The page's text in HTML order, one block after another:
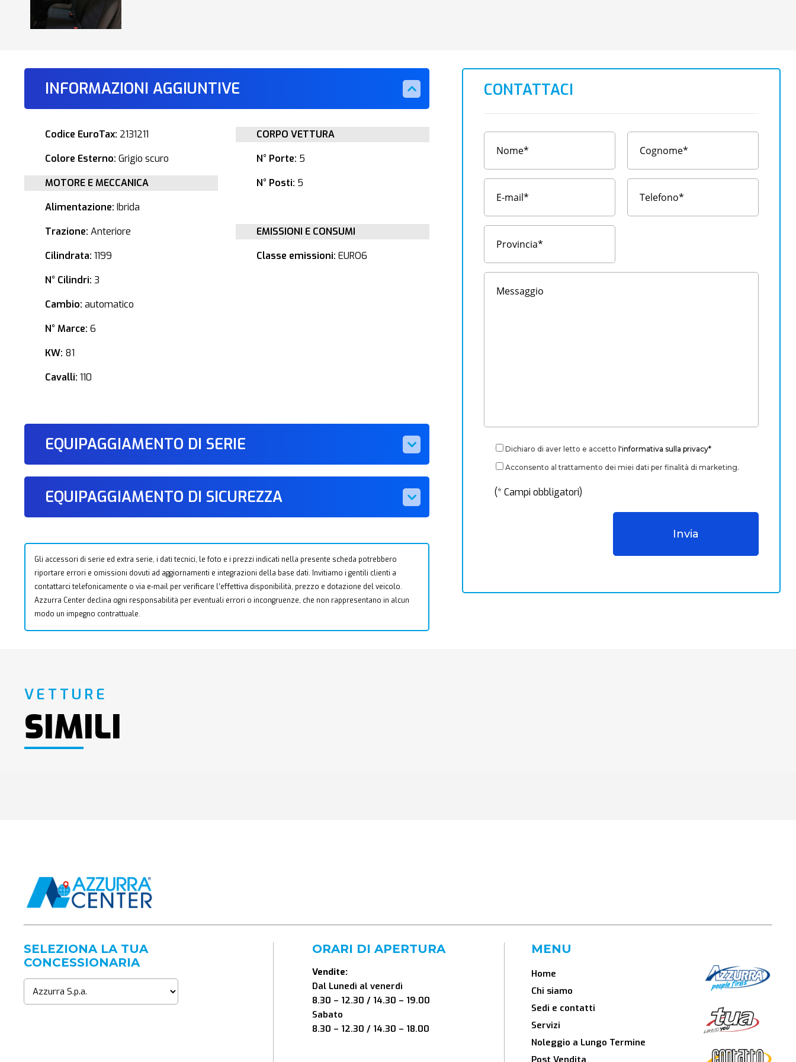
INFORMAZIONI AGGIUNTIVE
Codice EuroTax: 2131211
Colore Esterno: Grigio scuro
MOTORE E MECCANICA
Alimentazione: Ibrida
Trazione: Anteriore
Cilindrata: 1199
N° Cilindri: 3
Cambio: automatico
N° Marce: 6
KW: 81
Cavalli: 110
CORPO VETTURA
N° Porte: 5
N° Posti: 5
EMISSIONI E CONSUMI
Classe emissioni: EURO6
EQUIPAGGIAMENTO DI SERIE
EQUIPAGGIAMENTO DI SICUREZZA
Gli accessori di serie ed extra serie, i dati tecnici, le foto e i prezzi indicati nella presente scheda potrebbero
riportare errori e omissioni dovuti ad aggiornamenti e integrazioni della base dati. Invitiamo i gentili clienti a
contattarci telefonicamente o via e-mail per verificare l’effettiva disponibilità, prezzo e dotazione del veicolo.
Azzurra Center declina ogni responsabilità per eventuali errori o incongruenze, che non rappresentano in alcun
modo un impegno contrattuale.
CONTATTACI
Dichiaro di aver letto e accetto l'informativa sulla privacy*
Acconsento al trattamento dei miei dati per finalità di marketing.
(* Campi obbligatori)
VETTURE
SIMILI
SELEZIONA LA TUA
CONCESSIONARIA
ORARI DI APERTURA
Vendite:
Dal Lunedì al venerdì
8.30 – 12.30 / 14.30 – 19.00
Sabato
8.30 – 12.30 / 14.30 – 18.00
MENU
Home
Chi siamo
Sedi e contatti
Servizi
Noleggio a Lungo Termine
Post Vendita